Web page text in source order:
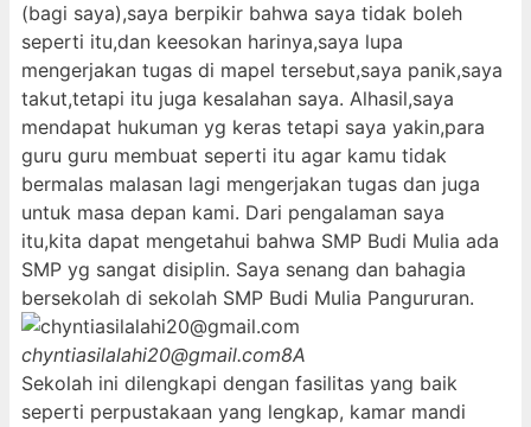
(bagi saya),saya berpikir bahwa saya tidak boleh
seperti itu,dan keesokan harinya,saya lupa
mengerjakan tugas di mapel tersebut,saya panik,saya
takut,tetapi itu juga kesalahan saya. Alhasil,saya
mendapat hukuman yg keras tetapi saya yakin,para
guru guru membuat seperti itu agar kamu tidak
bermalas malasan lagi mengerjakan tugas dan juga
untuk masa depan kami. Dari pengalaman saya
itu,kita dapat mengetahui bahwa SMP Budi Mulia ada
SMP yg sangat disiplin. Saya senang dan bahagia
bersekolah di sekolah SMP Budi Mulia Pangururan.
chyntiasilalahi20@gmail.com8A
Sekolah ini dilengkapi dengan fasilitas yang baik
seperti perpustakaan yang lengkap, kamar mandi